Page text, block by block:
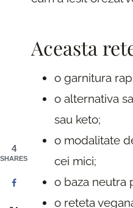
Aceasta
o garnitura
o alternativa
sau keto;
o modalitate
cei mici;
o baza neutra
o reteta
4
SHARES